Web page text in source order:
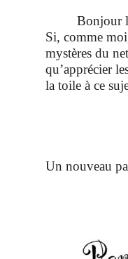
Bonjour
Si, comme
mystères du
qu’apprécier
la toile à ce
Un nouveau